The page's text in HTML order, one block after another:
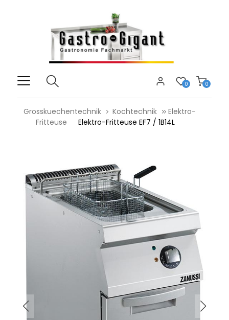
0
0
Grosskuechentechnik Kochtechnik
Elektro-
Fritteuse
Elektro-Fritteuse EF7 / 1B14L